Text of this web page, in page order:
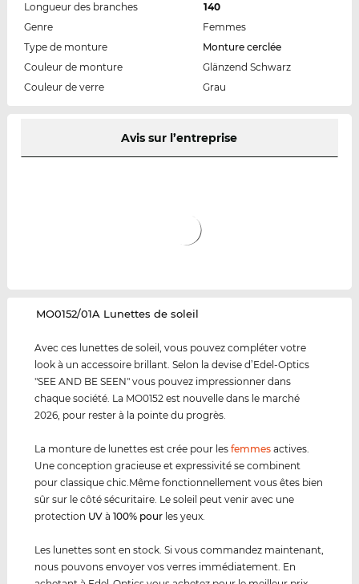
Longueur des branches
140
Genre
Femmes
Type de monture
Monture cerclée
Couleur de monture
Glänzend Schwarz
Couleur de verre
Grau
Avis sur l’entreprise
‌MO0152/01A Lunettes de soleil
Avec ces lunettes de soleil, vous pouvez compléter votre
look à un accessoire brillant. Selon la devise d’Edel-Optics
"SEE AND BE SEEN" vous pouvez impressionner dans
chaque société. La MO0152 est nouvelle dans le marché
2026, pour rester à la pointe du progrès.
La monture de lunettes est crée pour lesfemmes actives.
Une conception gracieuse et expressivité se combinent
pour classique chic.Même fonctionnellement vous êtes bien
sûr sur le côté sécuritaire. Le soleil peut venir avec une
protection UV à100% pour les yeux.
Les lunettes sont en stock. Si vous commandez maintenant,
nous pouvons envoyer vos verres immédiatement. En